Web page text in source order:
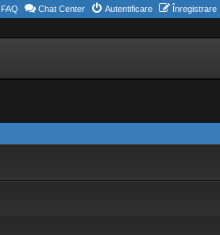
FAQ Chat Center Autentificare Înregistrare